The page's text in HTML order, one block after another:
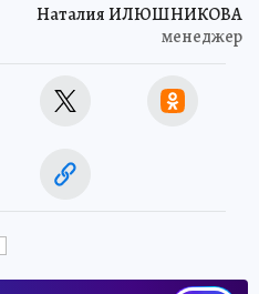
Наталия ИЛЮШНИКОВА
менеджер